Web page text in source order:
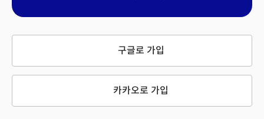
구글로 가입
카카오로 가입